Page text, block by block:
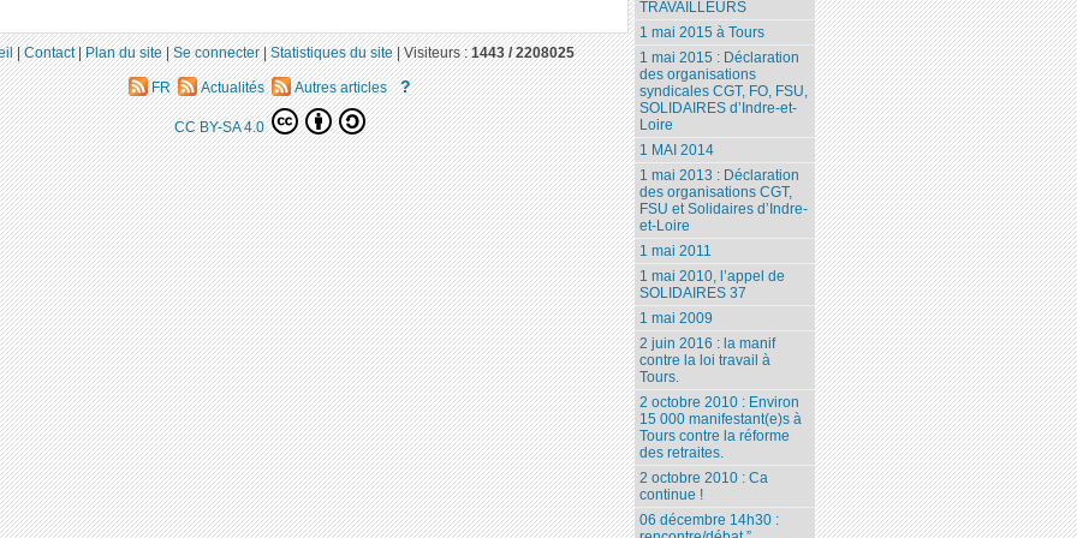
TRAVAILLEURS
1 mai 2015 à Tours
1 mai 2015 : Déclaration
des organisations
syndicales CGT, FO, FSU,
SOLIDAIRES d’Indre-et-
Loire
1 MAI 2014
1 mai 2013 : Déclaration
des organisations CGT,
FSU et Solidaires d’Indre-
et-Loire
1 mai 2011
1 mai 2010, l’appel de
SOLIDAIRES 37
1 mai 2009
2 juin 2016 : la manif
contre la loi travail à
Tours.
2 octobre 2010 : Environ
15 000 manifestant(e)s à
Tours contre la réforme
des retraites.
2 octobre 2010 : Ca
continue !
06 décembre 14h30 :
|Contact|Plan du site|Se connecter|Statistiques du site|Visiteurs :1443 / 2208025
FR Actualités Autres articles ?
CC BY-SA 4.0